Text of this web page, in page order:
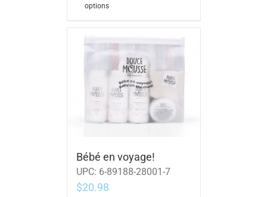
options
Bébé en voyage!
UPC: 6-89188-28001-7
$20.98